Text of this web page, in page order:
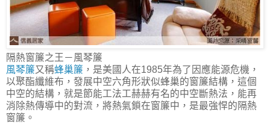
隔熱窗簾之王－風琴簾
風琴簾又稱蜂巢簾 ，是美國人在1985年為了因應能源危機，
以聚酯纖維布，發展中空六角形狀似蜂巢的窗簾結構，這個
中空的結構，就是節能工法工赫赫有名的中空斷熱法，能再
消除熱傳導中的對流，將熱氣鎖在窗簾中，是最強悍的隔熱
窗簾。